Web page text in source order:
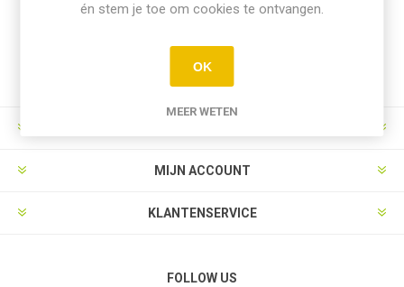
MIJN ACCOUNT
KLANTENSERVICE
FOLLOW US
én stem je toe om cookies te ontvangen.
OK
MEER WETEN